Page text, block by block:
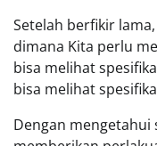
Setelah berfikir
dimana Kita perlu
bisa melihat
bisa melihat
Dengan mengetahui